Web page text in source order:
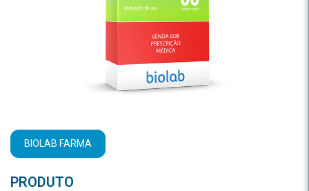
BIOLAB FARMA
PRODUTO